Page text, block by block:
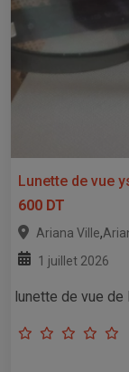
Lunette de vue
600 DT
Ariana Ville,
1 juillet 2026
lunette de vue